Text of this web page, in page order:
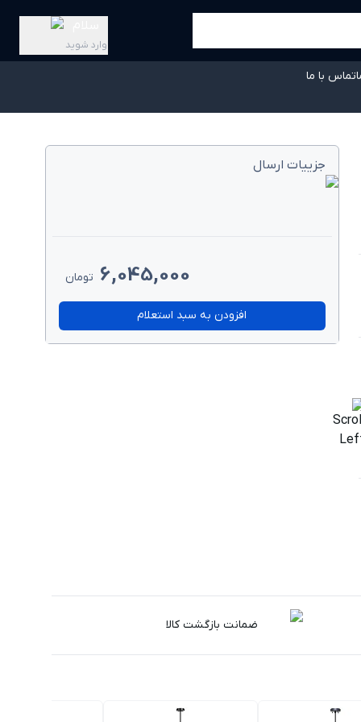
وارد شوید
تماس با ما
سفید صدفی
6,045,000 تومان
جزییات ارسال
6,045,000 تومان
افزودن به سبد استعلام
ضمانت بازگشت کالا